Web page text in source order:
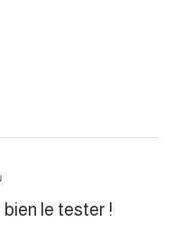
bien le tester !